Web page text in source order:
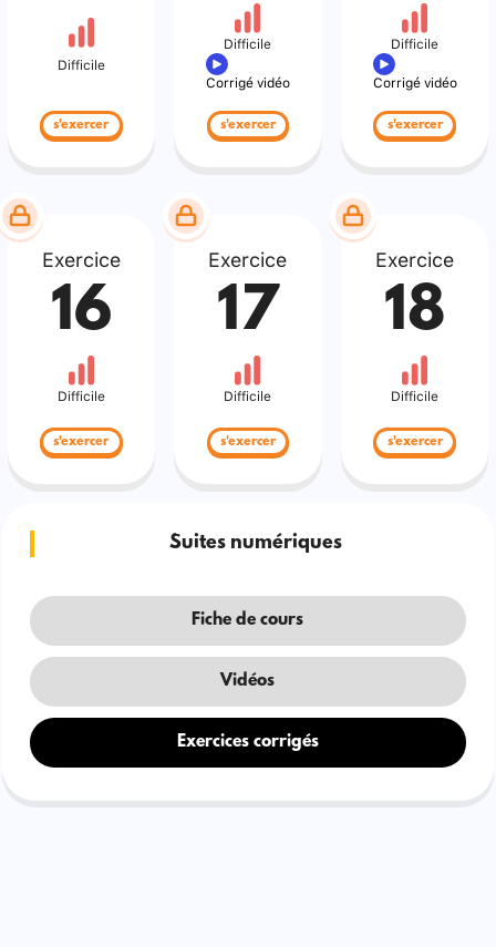
Difficile
s'exercer
Difficile
Corrigé vidéo
s'exercer
Difficile
Corrigé vidéo
s'exercer
Exercice
16
Difficile
s'exercer
Exercice
17
Difficile
s'exercer
Exercice
18
Difficile
s'exercer
Suites numériques
Fiche de cours
Vidéos
Exercices corrigés